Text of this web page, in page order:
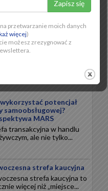
to najbardziej
okres w handlu.
potencjał
samoobsługowej?
MARS
transakcyjna w handlu
ale nie tylko...
strefa kaucyjna
strefa kaucyjna to
więcej niż „miejsce...
przetwarzanie moich danych
więcej)
możesz zrezygnować z